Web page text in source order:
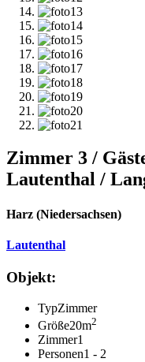
Zimmer 3 /
Lautenthal /
Harz (Niedersachsen)
Lautenthal
Objekt:
TypZimmer
Größe20m2
Zimmer1
Personen1 - 2